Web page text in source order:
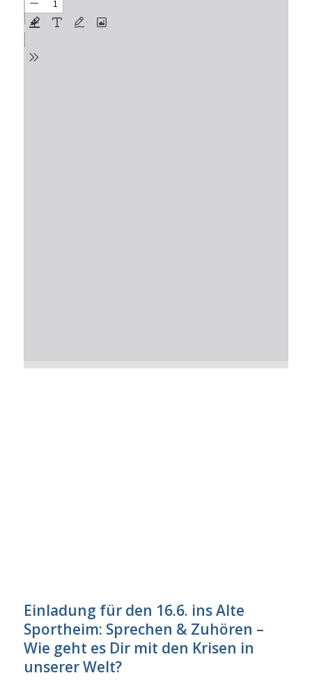
Einladung für den 16.6. ins Alte
Sportheim: Sprechen & Zuhören –
Wie geht es Dir mit den Krisen in
unserer Welt?